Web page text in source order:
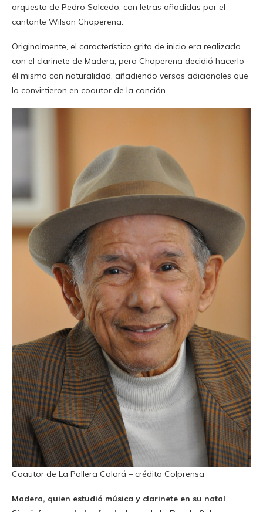
orquesta de Pedro Salcedo, con letras añadidas por el
cantante Wilson Choperena.
Originalmente, el característico grito de inicio era realizado
con el clarinete de Madera, pero Choperena decidió hacerlo
él mismo con naturalidad, añadiendo versos adicionales que
lo convirtieron en coautor de la canción.
Coautor de La Pollera Colorá – crédito Colprensa
Madera, quien estudió música y clarinete en su natal